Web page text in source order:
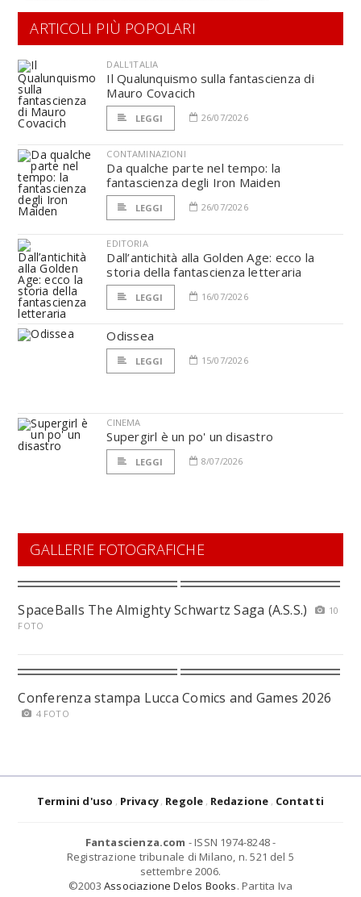
ARTICOLI PIÙ POPOLARI
DALL'ITALIA
Il Qualunquismo sulla fantascienza di
Mauro Covacich
LEGGI 26/07/2026
CONTAMINAZIONI
Da qualche parte nel tempo: la
fantascienza degli Iron Maiden
LEGGI 26/07/2026
EDITORIA
Dall’antichità alla Golden Age: ecco la
storia della fantascienza letteraria
LEGGI 16/07/2026
Odissea
LEGGI 15/07/2026
CINEMA
Supergirl è un po' un disastro
LEGGI 8/07/2026
GALLERIE FOTOGRAFICHE
SpaceBalls The Almighty Schwartz Saga (A.S.S.)
10
FOTO
Conferenza stampa Lucca Comics and Games 2026
4 FOTO
Termini d'uso Privacy Regole Redazione Contatti
Fantascienza.com - ISSN 1974-8248 -
Registrazione tribunale di Milano, n. 521 del 5
settembre 2006.
©2003 Associazione Delos Books. Partita Iva